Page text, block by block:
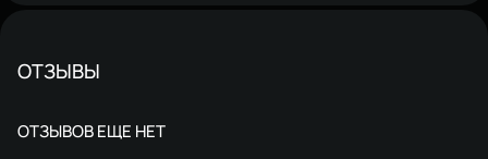
ОТЗЫВЫ
ОТЗЫВОВ ЕЩЕ НЕТ